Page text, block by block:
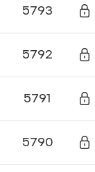
5793
5792
5791
5790